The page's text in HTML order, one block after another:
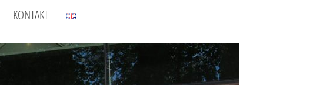
KONTAKT